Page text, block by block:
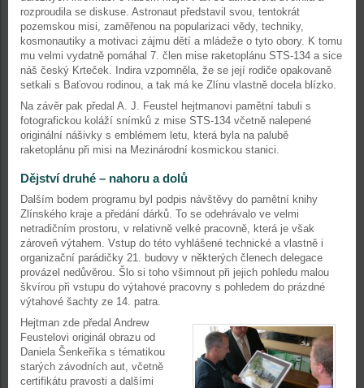
rozproudila se diskuse. Astronaut představil svou, tentokrát
pozemskou misi, zaměřenou na popularizaci vědy, techniky,
kosmonautiky a motivaci zájmu dětí a mládeže o tyto obory. K tomu
mu velmi vydatně pomáhal 7. člen mise raketoplánu STS-134 a sice
náš český Krteček. Indira vzpomněla, že se její rodiče opakovaně
setkali s Baťovou rodinou, a tak má ke Zlínu vlastně docela blízko.
Na závěr pak předal A. J. Feustel hejtmanovi pamětní tabuli s
fotografickou koláží snímků z mise STS-134 včetně nalepené
originální nášivky s emblémem letu, která byla na palubě
raketoplánu při misi na Mezinárodní kosmickou stanici.
Dějství druhé – nahoru a dolů
Dalším bodem programu byl podpis návštěvy do pamětní knihy
Zlínského kraje a předání dárků. To se odehrávalo ve velmi
netradičním prostoru, v relativně velké pracovně, která je však
zároveň výtahem. Vstup do této vyhlášené technické a vlastně i
organizační parádičky 21. budovy v některých členech delegace
provázel nedůvěrou. Šlo si toho všimnout při jejich pohledu malou
škvírou při vstupu do výtahové pracovny s pohledem do prázdné
výtahové šachty ze 14. patra.
Hejtman zde předal Andrew
Feustelovi originál obrazu od
Daniela Šenkeříka s tématikou
starých závodních aut, včetně
certifikátu pravosti a dalšími